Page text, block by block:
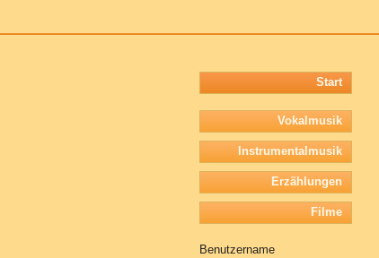
Start
Vokalmusik
Instrumentalmusik
Erzählungen
Filme
Benutzername